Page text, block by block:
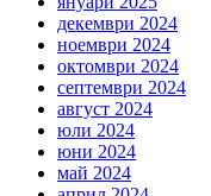
декември 2024
ноември 2024
октомври 2024
септември 2024
август 2024
юли 2024
юни 2024
май 2024